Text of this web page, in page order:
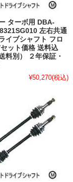
ターボ用 DBA-
左右共通
イブシャフト フロ
ット価格 送料込
料別） ２年保証・
¥50,270(税込)